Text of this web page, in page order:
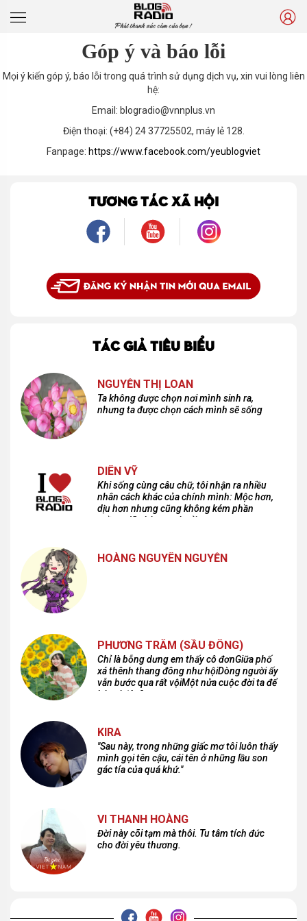
Phát thanh xúc cảm của bạn !
Góp ý và báo lỗi
Mọi ý kiến góp ý, báo lỗi trong quá trình sử dụng dịch vụ, xin vui lòng liên
hệ:
Email: blogradio@vnnplus.vn
Điện thoại: (+84) 24 37725502, máy lẻ 128.
Fanpage: https://www.facebook.com/yeublogviet
TƯƠNG TÁC XÃ HỘI
TÁC GIẢ TIÊU BIỂU
NGUYỄN THỊ LOAN
Ta không được chọn nơi mình sinh ra,
nhưng ta được chọn cách mình sẽ sống
DIÊN VỸ
Khi sống cùng câu chữ, tôi nhận ra nhiều
nhân cách khác của chính mình: Mộc hơn,
dịu hơn nhưng cũng không kém phần
cuồng dã và hoang hoải...
HOÀNG NGUYÊN NGUYỄN
PHƯƠNG TRÂM (SẦU ĐÔNG)
Chỉ là bỗng dưng em thấy cô đơnGiữa phố
xá thênh thang đông như hộiDòng người ấy
vẫn bước qua rất vộiMột nửa cuộc đời ta để
lại nơi đâu?
KIRA
"Sau này, trong những giấc mơ tôi luôn thấy
mình gọi tên cậu, cái tên ở những lầu son
gác tía của quá khứ."
VI THANH HOÀNG
Đời này cõi tạm mà thôi. Tu tâm tích đức
cho đời yêu thương.